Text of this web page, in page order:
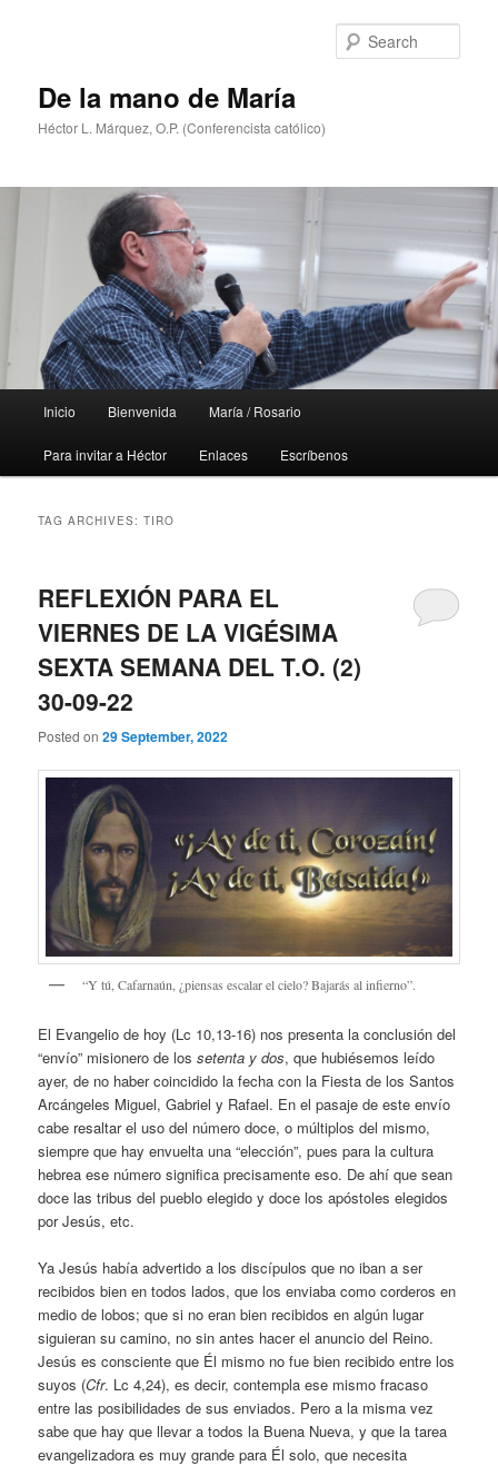
De la mano de María
Héctor L. Márquez, O.P. (Conferencista católico)
Inicio Bienvenida María / Rosario
Para invitar a Héctor Enlaces Escríbenos
TAG ARCHIVES:TIRO
REFLEXIÓN PARA EL
VIERNES DE LA VIGÉSIMA
SEXTA SEMANA DEL T.O. (2)
30-09-22
Posted on29 September, 2022
“Y tú, Cafarnaún, ¿piensas escalar el cielo? Bajarás al infierno”.
El Evangelio de hoy (Lc 10,13-16) nos presenta la conclusión del
“envío” misionero de lossetenta y dos, que hubiésemos leído
ayer, de no haber coincidido la fecha con la Fiesta de los Santos
Arcángeles Miguel, Gabriel y Rafael. En el pasaje de este envío
cabe resaltar el uso del número doce, o múltiplos del mismo,
siempre que hay envuelta una “elección”, pues para la cultura
hebrea ese número significa precisamente eso. De ahí que sean
doce las tribus del pueblo elegido y doce los apóstoles elegidos
por Jesús, etc.
Ya Jesús había advertido a los discípulos que no iban a ser
recibidos bien en todos lados, que los enviaba como corderos en
medio de lobos; que si no eran bien recibidos en algún lugar
siguieran su camino, no sin antes hacer el anuncio del Reino.
Jesús es consciente que Él mismo no fue bien recibido entre los
suyos (Cfr. Lc 4,24), es decir, contempla ese mismo fracaso
entre las posibilidades de sus enviados. Pero a la misma vez
sabe que hay que llevar a todos la Buena Nueva, y que la tarea
evangelizadora es muy grande para Él solo, que necesita